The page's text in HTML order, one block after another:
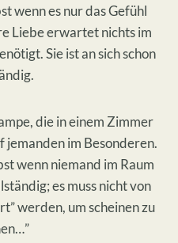
wenn es nur das Gefühl
Liebe erwartet nichts im
Sie ist an sich schon
die in einem Zimmer
jemanden im Besonderen.
wenn niemand im Raum
es muss nicht von
werden, um scheinen zu